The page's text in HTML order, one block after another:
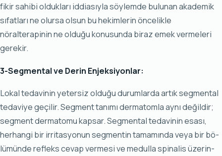
fikir sahibi oldukları iddiasıyla söylemde bulunan akademik
sıfatları ne olursa olsun bu hekimlerin öncelikle
nöralterapinin ne olduğu konusunda biraz emek vermeleri
gerekir.
3-Seg­men­tal ve De­rin En­jek­si­yon­lar:
Lo­kal te­da­vi­nin ye­ter­siz ol­du­ğu du­rum­lar­da ar­tık seg­men­tal
te­da­vi­ye ge­çi­lir. Seg­ment ta­nı­mı der­ma­tom­la ay­nı de­ğil­dir;
seg­ment der­ma­to­mu kap­sar. Seg­men­tal te­da­vi­nin esa­sı,
her­han­gi bir ir­ri­tas­yo­nun seg­men­tin ta­ma­mın­da ve­ya bir bö­
lü­mün­de ref­leks ce­vap ver­me­si ve me­dul­la spi­na­lis üze­rin­